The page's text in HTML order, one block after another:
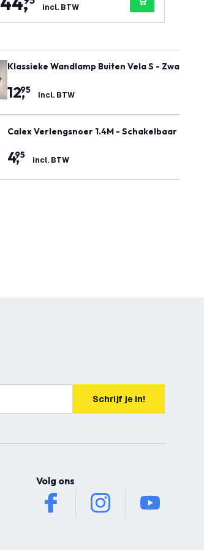
incl. BTW
Klassieke Wandlamp Buiten Vela S - Zwart -
12,
95 incl. BTW
Calex Verlengsnoer 1.4M - Schakelbaar - 4-
4,
95 incl. BTW
Schrijf je in!
Volg ons
facebook instagram youtube